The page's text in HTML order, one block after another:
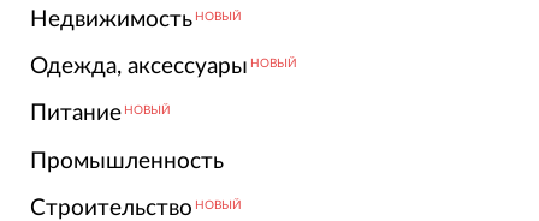
Недвижимость НОВЫЙ
Одежда, аксессуары НОВЫЙ
Питание НОВЫЙ
Промышленность
Строительство НОВЫЙ